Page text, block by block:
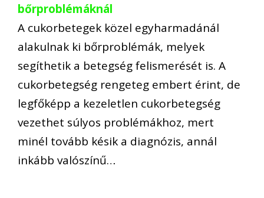
bőrproblémáknál
A cukorbetegek közel egyharmadánál
alakulnak ki bőrproblémák, melyek
segíthetik a betegség felismerését is. A
cukorbetegség rengeteg embert érint, de
legfőképp a kezeletlen cukorbetegség
vezethet súlyos problémákhoz, mert
minél tovább késik a diagnózis, annál
inkább valószínű…